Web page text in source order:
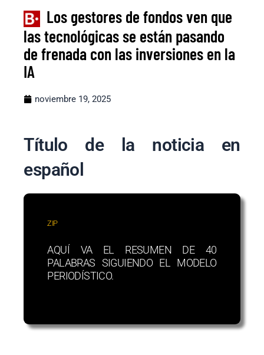
Los gestores de fondos ven que
las tecnológicas se están pasando
de frenada con las inversiones en la
IA
noviembre 19, 2025
Título de la noticia en
español
ZIP
AQUÍ VA EL RESUMEN DE 40
PALABRAS SIGUIENDO EL MODELO
PERIODÍSTICO.